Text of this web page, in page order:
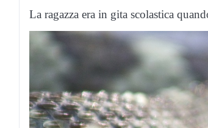
La ragazza era in gita scolastica